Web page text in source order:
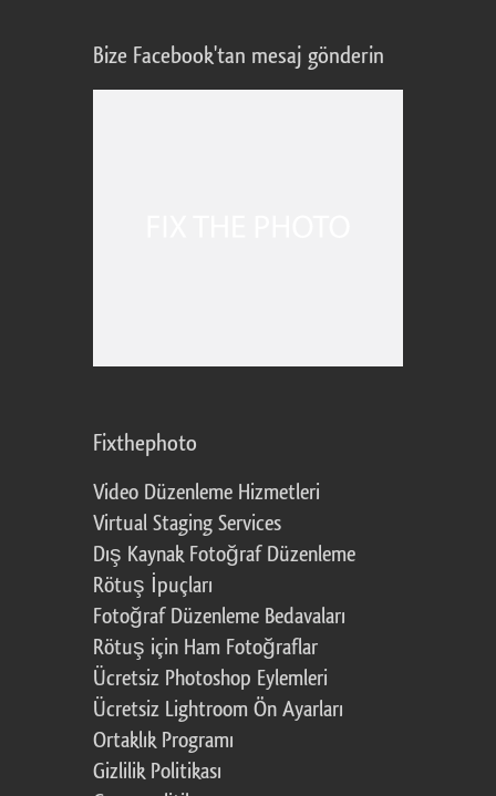
Bize Facebook'tan mesaj gönderin
Fixthephoto
Video Düzenleme Hizmetleri
Virtual Staging Services
Dış Kaynak Fotoğraf Düzenleme
Rötuş İpuçları
Fotoğraf Düzenleme Bedavaları
Rötuş için Ham Fotoğraflar
Ücretsiz Photoshop Eylemleri
Ücretsiz Lightroom Ön Ayarları
Ortaklık Programı
Gizlilik Politikası